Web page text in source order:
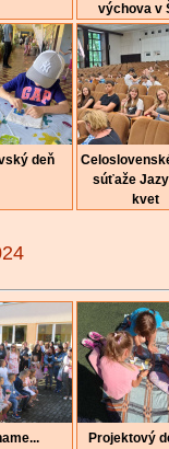
výchova v
deň
súťaže
kvet
Projektový